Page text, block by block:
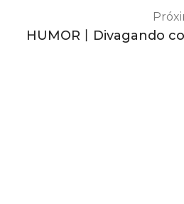
HUMOR丨Divagando